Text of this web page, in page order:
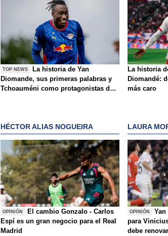
TOP NEWS
La historia de Yan
Diomande, sus primeras palabras y
Tchoauméni como protagonistas de
La historia
Diomandé:
más caro
HÉCTOR ALIAS NOGUEIRA
OPINIÓN
El cambio Gonzalo - Carlos
Espí es un gran negocio para el Real
Madrid
LAURA
OPINIÓN
para
debe renovar